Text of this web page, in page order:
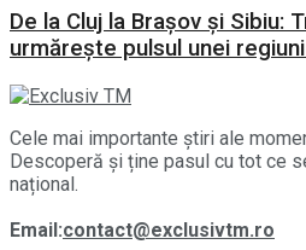
De la Cluj la Brașov și Sibiu:
urmărește pulsul unei
Cele mai importante știri ale
Descoperă și ține pasul cu tot ce
național.
Email:contact@exclusivtm.ro